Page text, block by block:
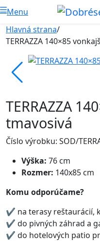
Menu
Hlavná strana/
TERRAZZA 140×85
TERRAZZA
tmavosivá
Číslo výrobku: SOD/
Výška: 76 cm
Rozmer: 140x85 cm
Komu odporúčame?
✔ na terasy reštaurácií,
✔ do pivných záhrad a
✔ do hotelových patio